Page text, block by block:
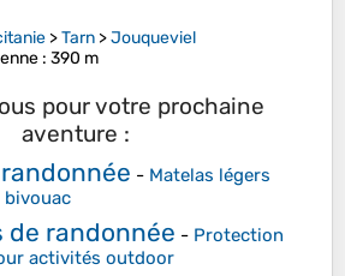
>Tarn >Jouqueviel
: 390 m
pour votre prochaine
aventure :
- Matelas légers
de randonnée - Protection
activités outdoor